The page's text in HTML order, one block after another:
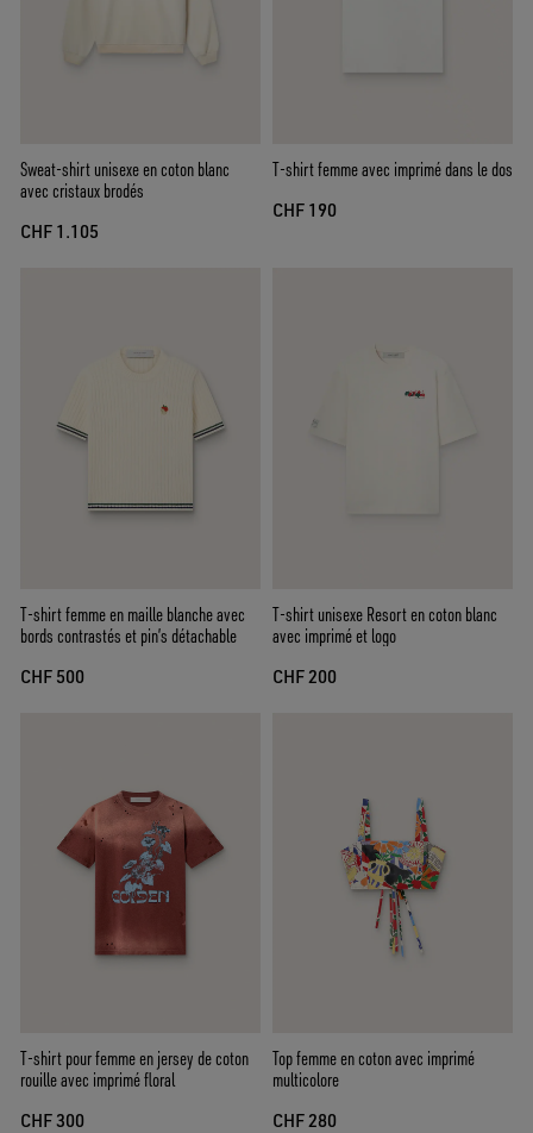
Sweat-shirt unisexe en coton blanc
avec cristaux brodés
CHF 1.105
T-shirt femme avec imprimé dans le dos
CHF 190
T-shirt femme en maille blanche avec
bords contrastés et pin’s détachable
CHF 500
T-shirt unisexe Resort en coton blanc
avec imprimé et logo
CHF 200
T-shirt pour femme en jersey de coton
rouille avec imprimé floral
CHF 300
Top femme en coton avec imprimé
multicolore
CHF 280